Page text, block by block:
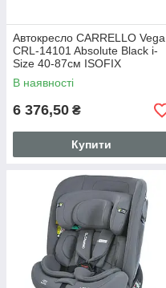
Автокресло CARRELLO Vega
CRL-14101 Absolute Black i-
Size 40-87см ISOFIX
В наявності
6 376,50 ₴
Купити